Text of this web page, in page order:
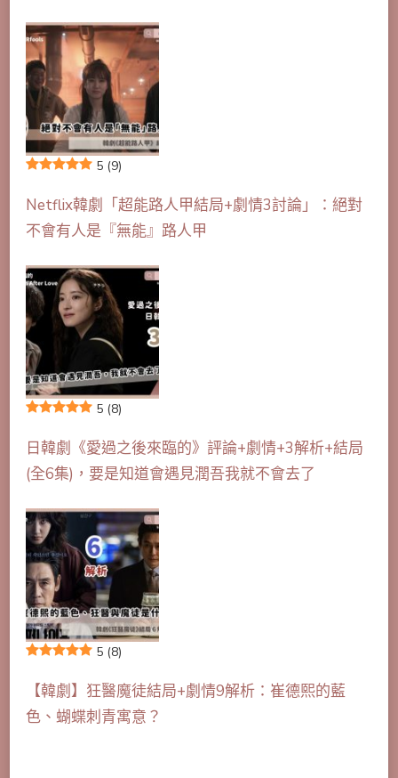
5 (9)
Netflix韓劇「超能路人甲結局+劇情3討論」：絕對
不會有人是『無能』路人甲
5 (8)
日韓劇《愛過之後來臨的》評論+劇情+3解析+結局
(全6集)，要是知道會遇見潤吾我就不會去了
5 (8)
【韓劇】狂醫魔徒結局+劇情9解析：崔德熙的藍
色、蝴蝶刺青寓意？